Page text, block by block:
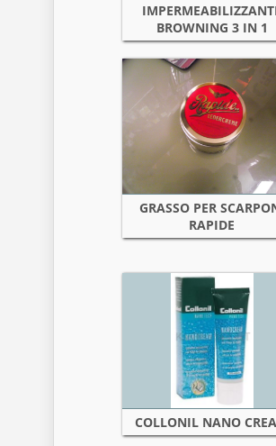
BROWNING 3 IN 1
GRASSO PER
RAPIDE
COLLONIL NANO